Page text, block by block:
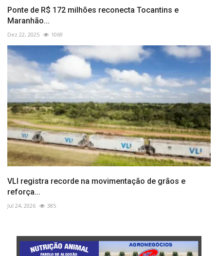
Ponte de R$ 172 milhões reconecta Tocantins e
Maranhão...
Dez 22, 2025 1069
VLI registra recorde na movimentação de grãos e
reforça...
Jul 24, 2026 385